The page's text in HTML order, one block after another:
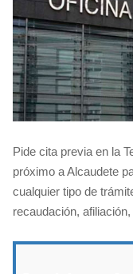
Pide cita previa en la
próximo a Alcaudete
cualquier tipo de
recaudación, afiliación,